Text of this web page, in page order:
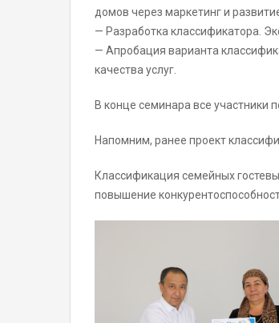
домов через маркетинг и
— Разработка классификатора.
— Апробация варианта
качества услуг.
В конце семинара все
Напомним, ранее проект
Классификация семейных
повышение